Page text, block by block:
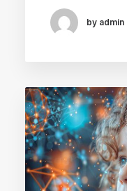
by admin